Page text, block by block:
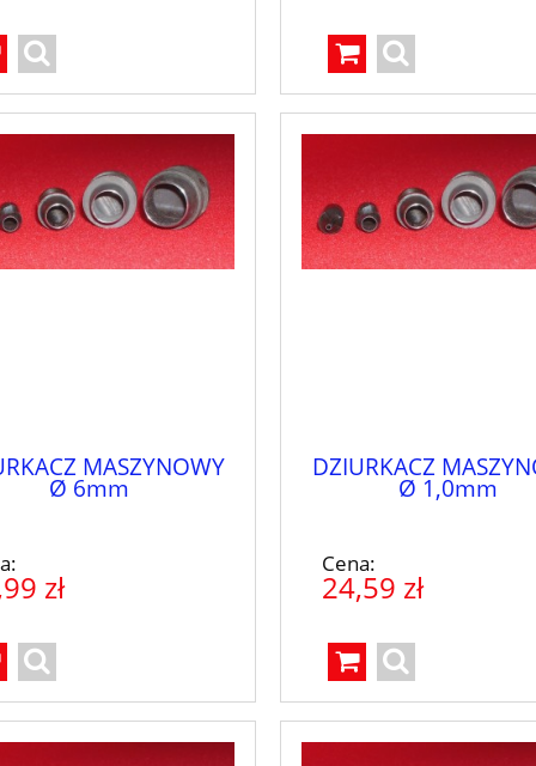
MASZYNOWY
Ø 6mm
zł
DZIURKACZ
Ø 1,0mm
Cena:
24,59 zł